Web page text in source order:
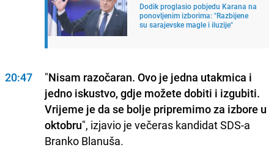
Dodik proglasio pobjedu Karana na
ponovljenim izborima: "Razbijene
su sarajevske magle i iluzije"
20:47 "Nisam razočaran. Ovo je jedna utakmica i
jedno iskustvo, gdje možete dobiti i izgubiti.
Vrijeme je da se bolje pripremimo za izbore u
oktobru", izjavio je večeras kandidat SDS-a
Branko Blanuša.